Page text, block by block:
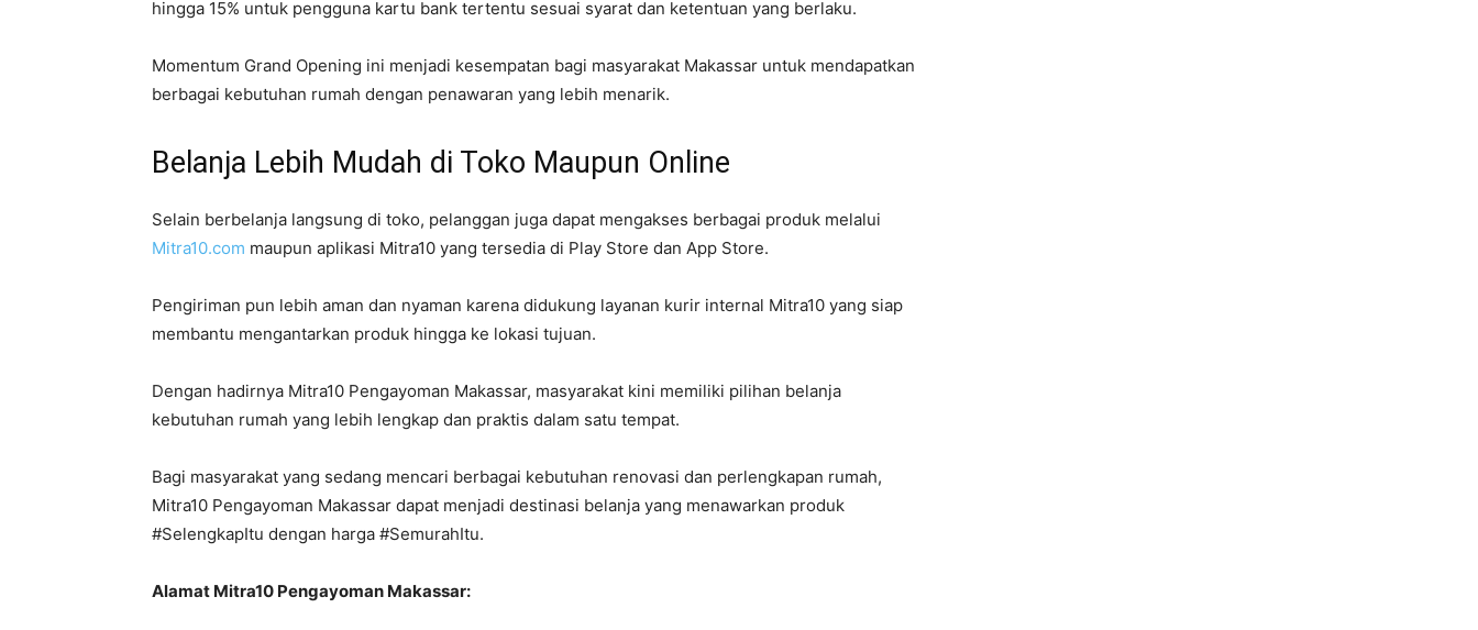
hingga 15% untuk pengguna kartu bank tertentu sesuai syarat dan ketentuan yang berlaku.
Momentum Grand Opening ini menjadi kesempatan bagi masyarakat Makassar untuk mendapatkan
berbagai kebutuhan rumah dengan penawaran yang lebih menarik.
Belanja Lebih Mudah di Toko Maupun Online
Selain berbelanja langsung di toko, pelanggan juga dapat mengakses berbagai produk melalui
Mitra10.com maupun aplikasi Mitra10 yang tersedia di Play Store dan App Store.
Pengiriman pun lebih aman dan nyaman karena didukung layanan kurir internal Mitra10 yang siap
membantu mengantarkan produk hingga ke lokasi tujuan.
Dengan hadirnya Mitra10 Pengayoman Makassar, masyarakat kini memiliki pilihan belanja
kebutuhan rumah yang lebih lengkap dan praktis dalam satu tempat.
Bagi masyarakat yang sedang mencari berbagai kebutuhan renovasi dan perlengkapan rumah,
Mitra10 Pengayoman Makassar dapat menjadi destinasi belanja yang menawarkan produk
#SelengkapItu dengan harga #SemurahItu.
Alamat Mitra10 Pengayoman Makassar: